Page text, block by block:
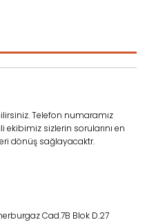
Telefon numaramız
ekibimiz sizlerin sorularını en
dönüş sağlayacaktr.
Cad.7B Blok D.27